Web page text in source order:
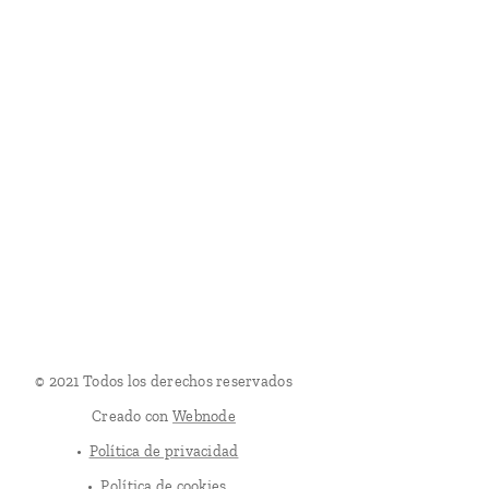
© 2021 Todos los derechos reservados
Creado conWebnode
Política de privacidad